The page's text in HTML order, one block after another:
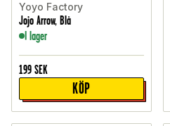
Yoyo Factory
Jojo Arrow, Blå
I lager
199 SEK
KÖP